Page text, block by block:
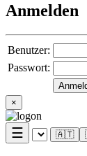
Anmelden
Benutzer:
Passwort:
×
☰ 🇦🇹